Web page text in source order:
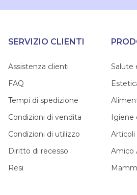
SERVIZIO CLIENTI
Assistenza clienti
FAQ
Tempi di spedizione
Condizioni di vendita
Condizioni di utilizzo
Diritto di recesso
Resi
Salute
Igiene
Articoli
Amico